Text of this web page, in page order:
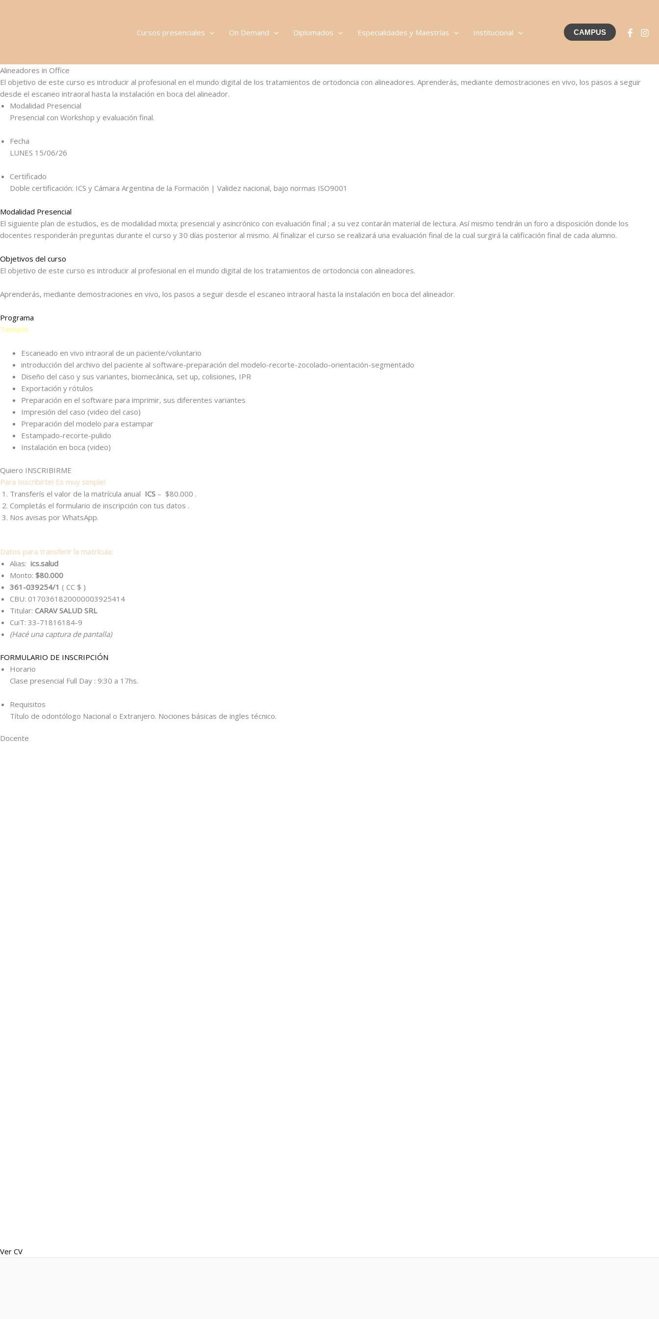
Cursos presenciales On Demand Diplomados Especialidades y Maestrías Institucional CAMPUS
Alineadores in Office
El objetivo de este curso es introducir al profesional en el mundo digital de los tratamientos de ortodoncia con alineadores. Aprenderás, mediante demostraciones en vivo, los pasos a seguir
desde el escaneo intraoral hasta la instalación en boca del alineador.
Modalidad Presencial
Presencial con Workshop y evaluación final.
Fecha
LUNES 15/06/26
Certificado
Doble certificación: ICS y Cámara Argentina de la Formación | Validez nacional, bajo normas ISO9001
Modalidad Presencial
El siguiente plan de estudios, es de modalidad mixta; presencial y asincrónico con evaluación final ; a su vez contarán material de lectura. Así mismo tendrán un foro a disposición donde los
docentes responderán preguntas durante el curso y 30 días posterior al mismo. Al finalizar el curso se realizará una evaluación final de la cual surgirá la calificación final de cada alumno.
Objetivos del curso
El objetivo de este curso es introducir al profesional en el mundo digital de los tratamientos de ortodoncia con alineadores.
Aprenderás, mediante demostraciones en vivo, los pasos a seguir desde el escaneo intraoral hasta la instalación en boca del alineador.
Programa
Temario
Escaneado en vivo intraoral de un paciente/voluntario
introducción del archivo del paciente al software-preparación del modelo-recorte-zocolado-orientación-segmentado
Diseño del caso y sus variantes, biomecánica, set up, colisiones, IPR
Exportación y rótulos
Preparación en el software para imprimir, sus diferentes variantes
Impresión del caso (video del caso)
Preparación del modelo para estampar
Estampado-recorte-pulido
Instalación en boca (video)
Quiero INSCRIBIRME
Para Inscribirte! Es muy simple!
Transferís el valor de la matrícula anual ICS – $80.000 .
Completás el formulario de inscripción con tus datos .
Nos avisas por WhatsApp.
Datos para transferir la matrícula:
Alias: ics.salud
Monto: $80.000
361-039254/1 ( CC $ )
CBU: 0170361820000003925414
Titular: CARAV SALUD SRL
CuiT: 33-71816184-9
(Hacé una captura de pantalla)
FORMULARIO DE INSCRIPCIÓN
Horario
Clase presencial Full Day : 9:30 a 17hs.
Requisitos
Título de odontólogo Nacional o Extranjero. Nociones básicas de ingles técnico.
Docente
Ver CV